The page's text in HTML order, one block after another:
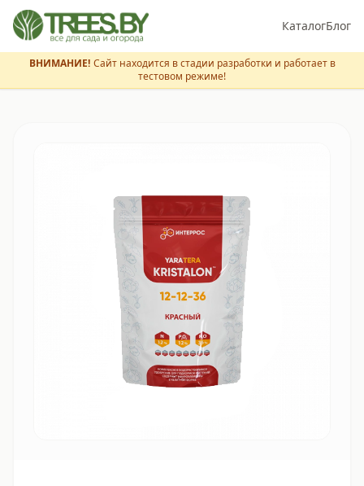
КаталогБлог
ВНИМАНИЕ! Сайт находится в стадии разработки и работает в
тестовом режиме!